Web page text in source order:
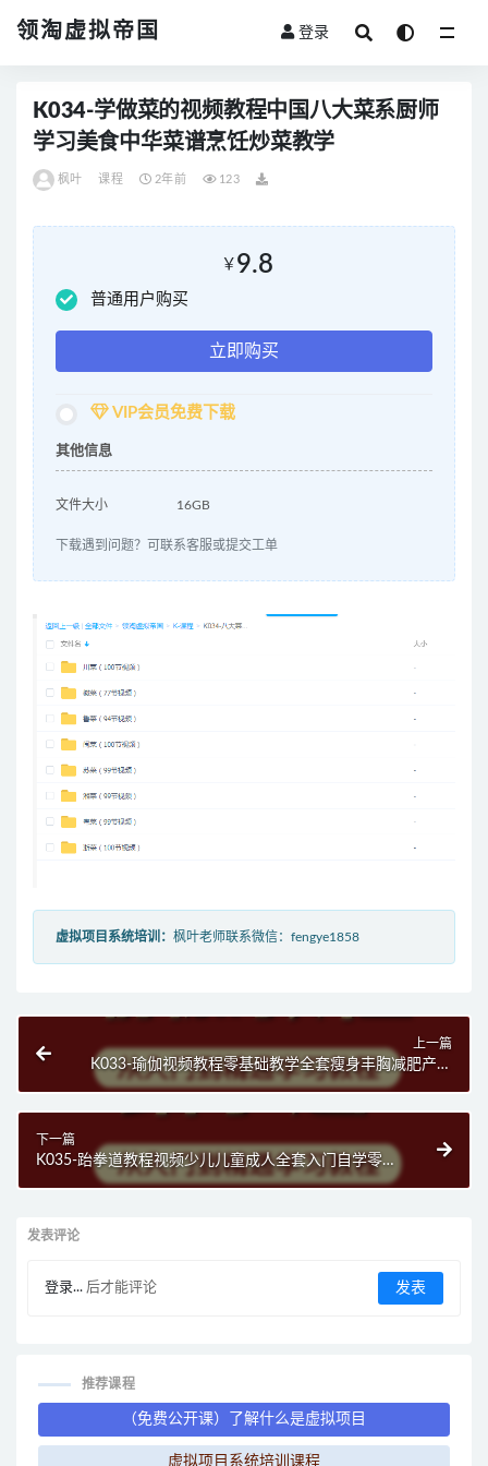
领淘虚拟帝国 登录
K034-学做菜的视频教程中国八大菜系厨师
学习美食中华菜谱烹饪炒菜教学
枫叶 课程 2年前 123
￥ 9.8
普通用户购买
立即购买
VIP会员免费下载
其他信息
文件大小 16GB
下载遇到问题？可联系客服或提交工单
虚拟项目系统培训： 枫叶老师联系微信：fengye1858
上一篇
K033-瑜伽视频教程零基础教学全套瘦身丰胸减肥产后
恢复自学初级入门
下一篇
K035-跆拳道教程视频少儿儿童成人全套入门自学零基
础学习教程视频
发表评论
登录... 后才能评论
推荐课程
（免费公开课）了解什么是虚拟项目
虚拟项目系统培训课程